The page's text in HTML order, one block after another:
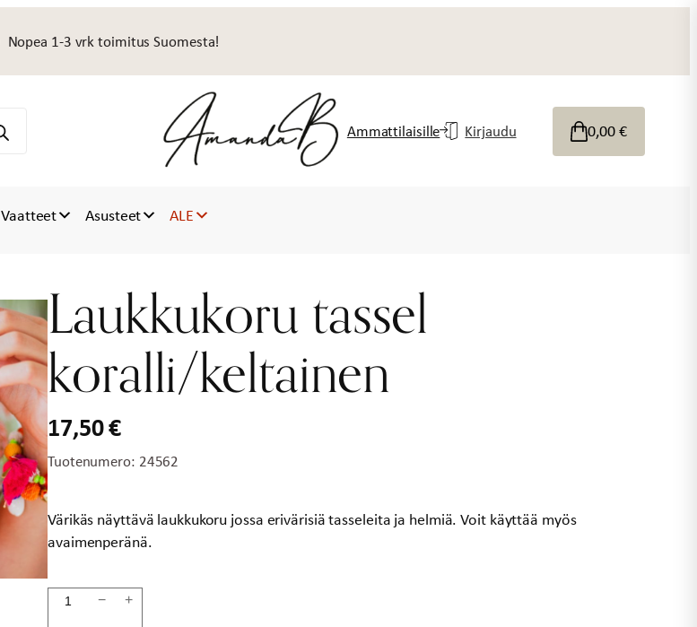
Nopea 1-3 vrk toimitus Suomesta!
Ammattilaisille Kirjaudu 0,00€
Vaatteet Asusteet ALE
Laukkukoru tassel
koralli/keltainen
17,50€
Tuotenumero: 24562
Värikäs näyttävä laukkukoru jossa erivärisiä tasseleita ja helmiä. Voit käyttää myös
avaimenperänä.
Laukkukoru
− +